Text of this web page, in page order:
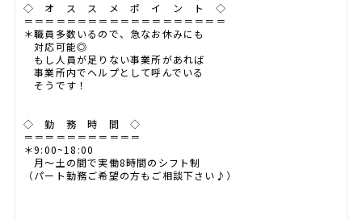
◇ オ ス ス メ ポ イ ン ト ◇
＝＝＝＝＝＝＝＝＝＝＝＝＝＝＝＝＝＝＝
＊職員多数いるので、急なお休みにも
対応可能◎
もし人員が足りない事業所があれば
事業所内でヘルプとして呼んでいる
そうです！
◇ 勤 務 時 間 ◇
＝＝＝＝＝＝＝＝＝＝＝
＊9:00~18:00
月～土の間で実働8時間のシフト制
（パート勤務ご希望の方もご相談下さい♪）